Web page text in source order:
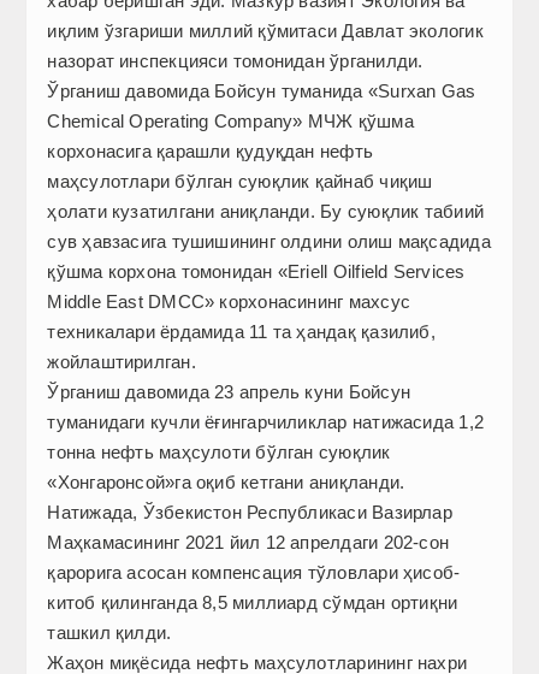
иқлим ўзгариши миллий қўмитаси Давлат экологик
назорат инспекцияси томонидан ўрганилди.
Ўрганиш давомида Бойсун туманида «Surxan Gas
Chemical Operating Company» МЧЖ қўшма
корхонасига қарашли қудуқдан нефть
маҳсулотлари бўлган суюқлик қайнаб чиқиш
ҳолати кузатилгани аниқланди. Бу суюқлик табиий
сув ҳавзасига тушишининг олдини олиш мақсадида
қўшма корхона томонидан «Eriell Oilfield Services
Middle East DMCC» корхонасининг махсус
техникалари ёрдамида 11 та ҳандақ қазилиб,
жойлаштирилган.
Ўрганиш давомида 23 апрель куни Бойсун
туманидаги кучли ёғингарчиликлар натижасида 1,2
тонна нефть маҳсулоти бўлган суюқлик
«Хонгаронсой»­га оқиб кетгани аниқланди.
Натижада, Ўзбекистон Республикаси Вазирлар
Маҳкамасининг 2021 йил 12 апрелдаги 202-сон
қарорига асосан компенсация тўловлари ҳисоб-
китоб қилинганда 8,5 миллиард сўмдан ортиқни
ташкил қилди.
Жаҳон миқёсида нефть маҳсулотларининг нахри